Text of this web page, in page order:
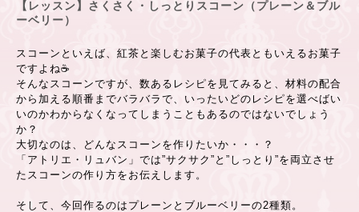
【レッスン】さくさく・しっとりスコーン（プレーン＆ブル
ーベリー）
スコーンといえば、紅茶と楽しむお菓子の代表ともいえるお菓子
ですよね☕
そんなスコーンですが、数あるレシピを見てみると、材料の配合
から加える順番までバラバラで、いったいどのレシピを選べばい
いのかわからなくなってしまうこともあるのではないでしょう
か？
大切なのは、どんなスコーンを作りたいか・・・？
「アトリエ・リュバン」では”サクサク ” と ” しっとり ”を両立させ
たスコーンの作り方をお伝えします。
そして、今回作るのはプレーンとブルーベリーの2種類。